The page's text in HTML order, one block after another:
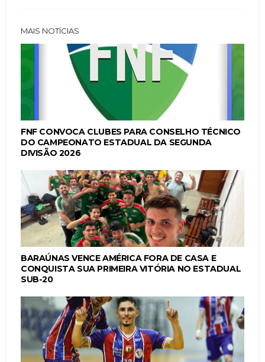
MAIS NOTÍCIAS
FNF CONVOCA CLUBES PARA CONSELHO TÉCNICO
DO CAMPEONATO ESTADUAL DA SEGUNDA
DIVISÃO 2026
BARAÚNAS VENCE AMÉRICA FORA DE CASA E
CONQUISTA SUA PRIMEIRA VITÓRIA NO ESTADUAL
SUB-20